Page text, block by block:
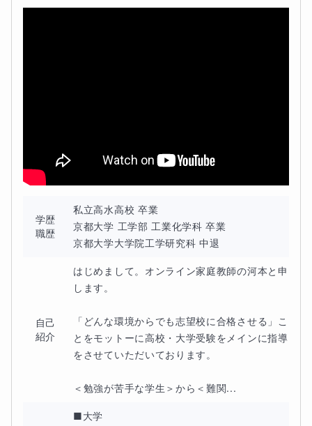
また、授業の内容に関しては下記の考えを大切に行いま
【2】本コースで得られること
・難関高校に合格するレベルの数学力が身に付く
・圧倒的な計算速度が身に付く
・大学院中退→サラリーマン→経営者と豊富な人生経験が
あるため将来を見据えた相談をできる
【3】宿題有無
学歴
職歴
私立高水高校 卒業
京都大学 工学部 工業化学科 卒業
京都大学大学院工学研究科 中退
自己
紹介
はじめまして。オンライン家庭教師の河本と申
します。
「どんな環境からでも志望校に合格させる」こ
とをモットーに高校・大学受験をメインに指導
をさせていただいております。
＜勉強が苦手な学生＞から＜難関...
■大学